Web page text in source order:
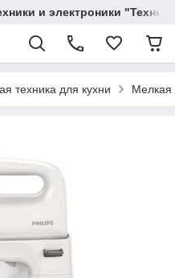
и электроники
техника для кухни Мелкая